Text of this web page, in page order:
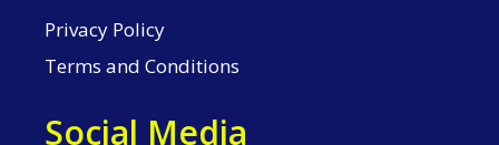
Privacy Policy
Terms and Conditions
Social Media